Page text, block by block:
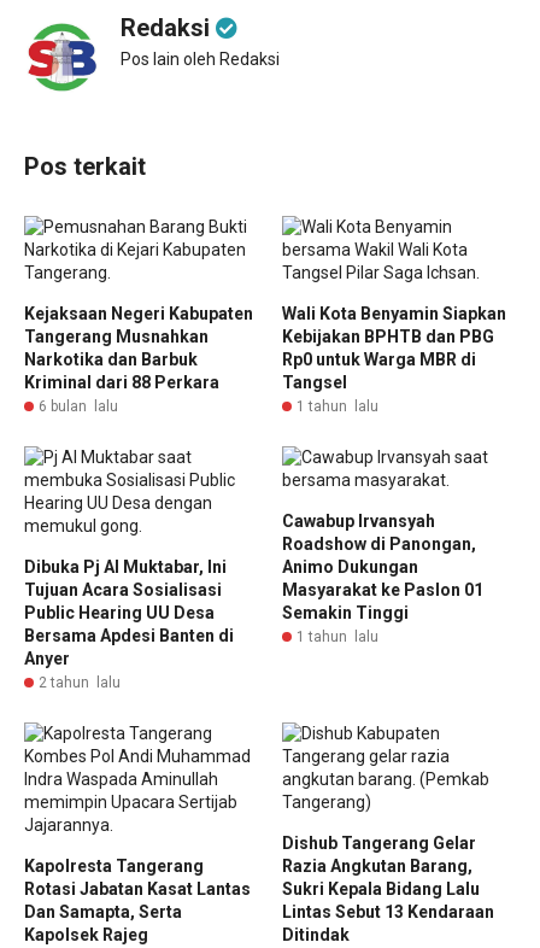
Redaksi
Pos lain oleh Redaksi
Pos terkait
Kejaksaan Negeri Kabupaten
Tangerang Musnahkan
Narkotika dan Barbuk
Kriminal dari 88 Perkara
6 bulan lalu
Wali Kota Benyamin Siapkan
Kebijakan BPHTB dan PBG
Rp0 untuk Warga MBR di
Tangsel
1 tahun lalu
Dibuka Pj Al Muktabar, Ini
Tujuan Acara Sosialisasi
Public Hearing UU Desa
Bersama Apdesi Banten di
Anyer
2 tahun lalu
Cawabup Irvansyah
Roadshow di Panongan,
Animo Dukungan
Masyarakat ke Paslon 01
Semakin Tinggi
1 tahun lalu
Kapolresta Tangerang
Rotasi Jabatan Kasat Lantas
Dan Samapta, Serta
Kapolsek Rajeg
Dishub Tangerang Gelar
Razia Angkutan Barang,
Sukri Kepala Bidang Lalu
Lintas Sebut 13 Kendaraan
Ditindak